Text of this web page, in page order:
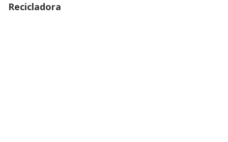
Recicladora